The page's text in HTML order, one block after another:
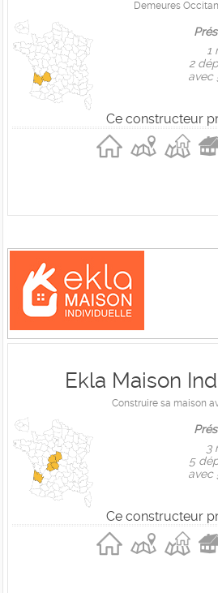
Demeures
1
2
avec
Ce constructeur
Ekla Maison
Construire sa maison
3
5
avec
Ce constructeur